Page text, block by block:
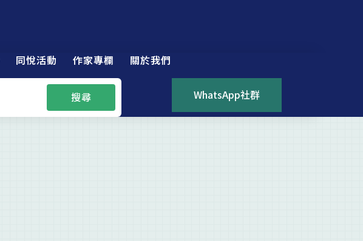
同悅活動 作家專欄 關於我們
搜尋 WhatsApp社群